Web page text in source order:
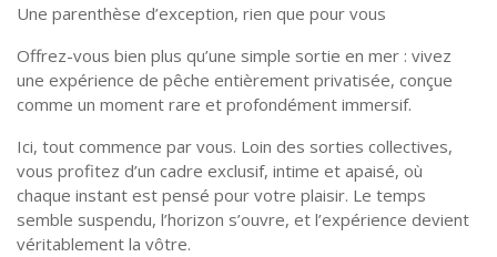
Une parenthèse d’exception, rien que pour vous
Offrez-vous bien plus qu’une simple sortie en mer : vivez
une expérience de pêche entièrement privatisée, conçue
comme un moment rare et profondément immersif.
Ici, tout commence par vous. Loin des sorties collectives,
vous profitez d’un cadre exclusif, intime et apaisé, où
chaque instant est pensé pour votre plaisir. Le temps
semble suspendu, l’horizon s’ouvre, et l’expérience devient
véritablement la vôtre.